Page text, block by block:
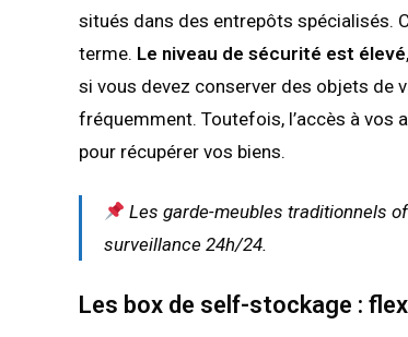
situés dans des entrepôts spécialisés.
terme. Le niveau de sécurité est élevé
si vous devez conserver des objets de
fréquemment. Toutefois, l’accès à vos
pour récupérer vos biens.
Les garde-meubles traditionnels
surveillance 24h/24.
Les box de self-stockage :